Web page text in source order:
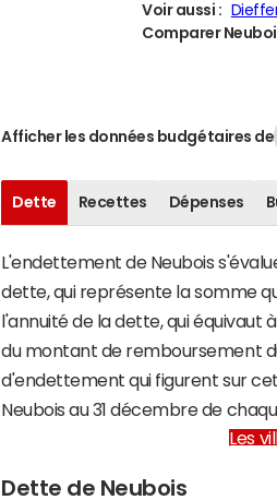
Voir aussi :
Comparer
Afficher les données budgétaires de
Dette Recettes Dépenses
L'endettement de Neubois
dette, qui représente la somme
l'annuité de la dette, qui équivaut
du montant de remboursement
d'endettement qui figurent sur
Neubois au 31 décembre de
Les
Dette de Neubois